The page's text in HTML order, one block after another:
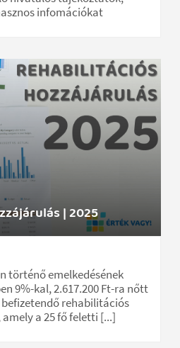
infomációkat
| 2025
történő emelkedésének
9%-kal, 2.617.200 Ft-ra nőtt
rehabilitációs
a 25 fő feletti [...]